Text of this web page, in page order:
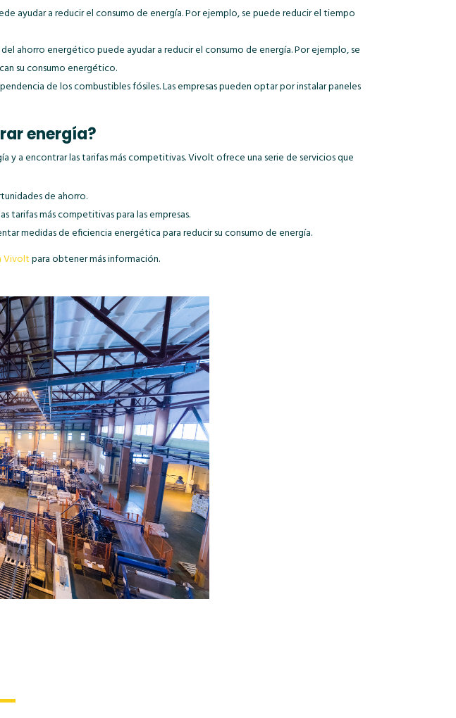
ayudar a reducir el consumo de energía. Por ejemplo, se puede reducir el tiempo
ahorro energético puede ayudar a reducir el consumo de energía. Por ejemplo, se
su consumo energético.
de los combustibles fósiles. Las empresas pueden optar por instalar paneles
energía?
y a encontrar las tarifas más competitivas. Vivolt ofrece una serie de servicios que
de ahorro.
tarifas más competitivas para las empresas.
medidas de eficiencia energética para reducir su consumo de energía.
Vivoltpara obtener más información.